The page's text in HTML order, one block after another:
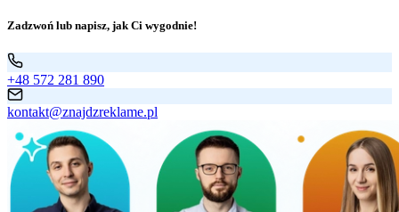
Zadzwoń lub napisz, jak Ci wygodnie!
+48 572 281 890
kontakt@znajdzreklame.pl